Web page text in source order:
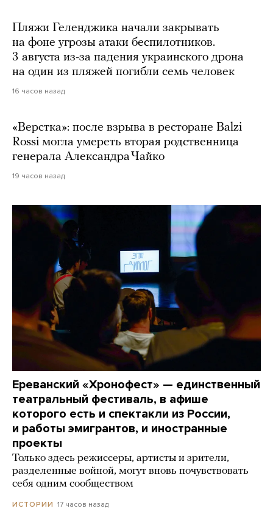
Пляжи Геленджика начали закрывать
на фоне угрозы атаки беспилотников.
3 августа из-за падения украинского дрона
на один из пляжей погибли семь человек
16 часов назад
«Верстка»: после взрыва в ресторане Balzi
Rossi могла умереть вторая родственница
генерала Александра Чайко
19 часов назад
Ереванский «Хронофест» — единственный
театральный фестиваль, в афише
которого есть и спектакли из России,
и работы эмигрантов, и иностранные
проекты
Только здесь режиссеры, артисты и зрители,
разделенные войной, могут вновь почувствовать
себя одним сообществом
ИСТОРИИ 17 часов назад